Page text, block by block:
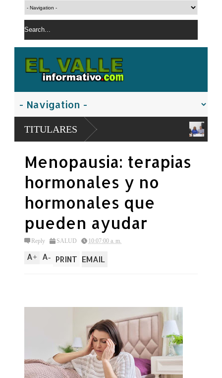
TITULARES
CONSTITUYEN MESA
tenga dinero
Menopausia: terapias
hormonales y no
hormonales que
pueden ayudar
Reply SALUD 10:07:00 a. m.
A+ A- PRINT EMAIL